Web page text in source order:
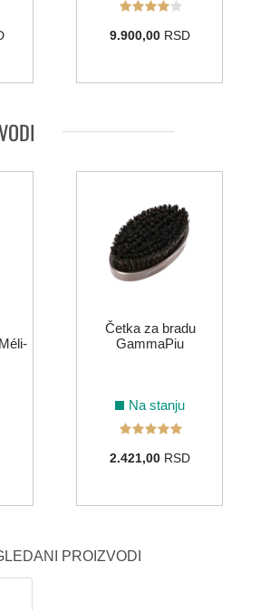
9.900,00RSD
Četka za bradu
GammaPiu
Na stanju
2.421,00RSD
PROIZVODI